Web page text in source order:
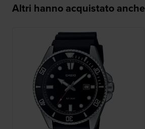
Altri hanno acquistato anche